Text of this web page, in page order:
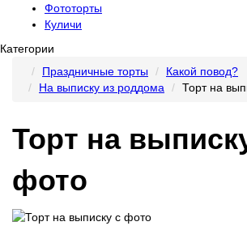
Фототорты
Куличи
Категории
Праздничные торты
Какой повод?
На выписку из роддома
Торт на
Торт на
фото